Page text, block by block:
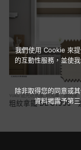
Yoka 遮光斑馬簾,斑馬簾／調光簾
我們使用 Cookie 來
的互動性服務，並使
除非取得您的同意或
資料揭露予第